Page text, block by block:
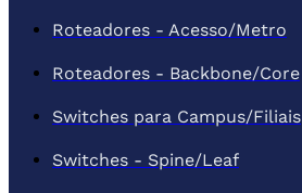
Roteadores - Acesso/Metro
Roteadores - Backbone/Core
Switches para Campus/Filiais
Switches - Spine/Leaf